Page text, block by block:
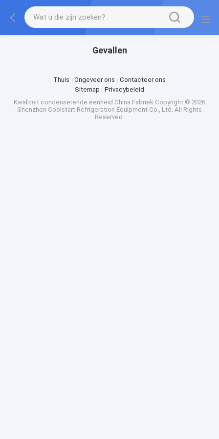
Gevallen
Thuis Ongeveer ons
Contacteer ons
Sitemap
Privacybeleid
Kwaliteit condenserende eenheid China Fabriek.Copyright © 2026
Shenzhen Coolstart Refrigeration Equipment Co., Ltd. All Rights
Reserved.